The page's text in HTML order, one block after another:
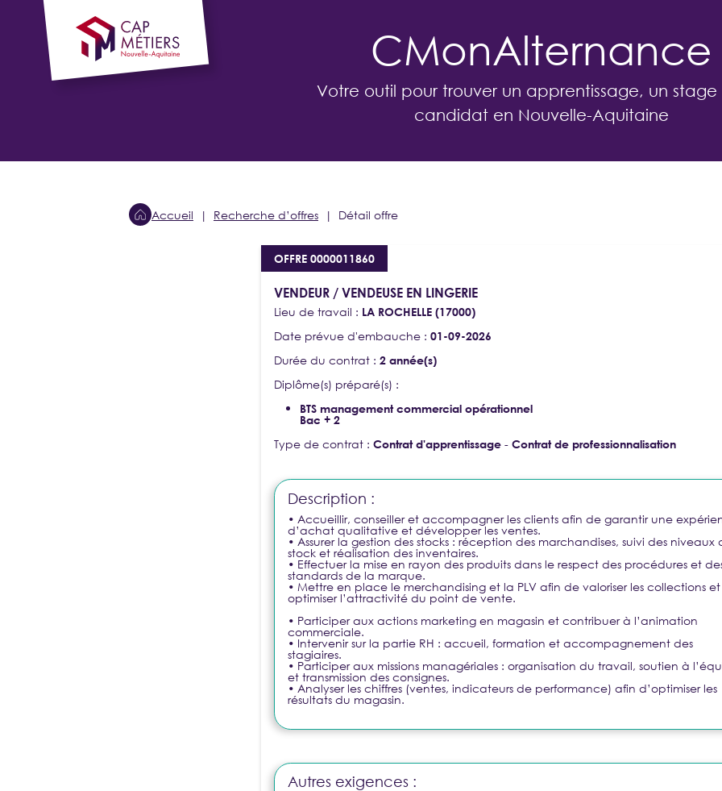
CMonAlternance
Votre outil pour trouver un apprentissage, un stage
candidat en Nouvelle-Aquitaine
de professionnalisation et des stages
Nouveau ? CRÉER UN COMPTE
Accueil Recherche d’offres Détail offre
OFFRE 0000011860
VENDEUR / VENDEUSE EN LINGERIE
Lieu de travail : LA ROCHELLE (17000)
Date prévue d'embauche : 01-09-2026
Durée du contrat : 2 année(s)
Diplôme(s) préparé(s) :
BTS management commercial opérationnel
Bac + 2
Type de contrat : Contrat d'apprentissage - Contrat de professionnalisation
Description :
• Accueillir, conseiller et accompagner les clients afin de garantir une
d’achat qualitative et développer les ventes.
• Assurer la gestion des stocks : réception des marchandises, suivi des niveaux
stock et réalisation des inventaires.
• Effectuer la mise en rayon des produits dans le respect des procédures et
standards de la marque.
• Mettre en place le merchandising et la PLV afin de valoriser les collections et
optimiser l’attractivité du point de vente.
• Participer aux actions marketing en magasin et contribuer à l’animation
commerciale.
• Intervenir sur la partie RH : accueil, formation et accompagnement des
stagiaires.
• Participer aux missions managériales : organisation du travail, soutien à
et transmission des consignes.
• Analyser les chiffres (ventes, indicateurs de performance) afin d’optimiser les
résultats du magasin.
Autres exigences :
Cookies management panel